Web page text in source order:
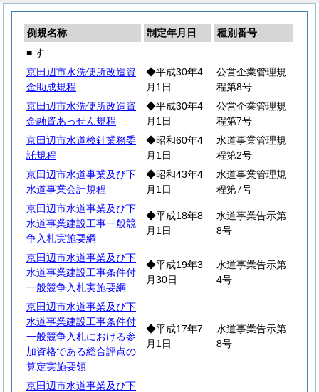
例規名称 制定年月日
種別番号
■ す
京田辺市水洗便所改造資
金助成規程
◆平成30年4
月1日
公営企業管理規
程第8号
京田辺市水洗便所改造資
金融資あっせん規程
◆平成30年4
月1日
公営企業管理規
程第7号
京田辺市水道検針業務委
託規程
◆昭和60年4
月1日
水道事業管理規
程第2号
京田辺市水道事業及び下
水道事業会計規程
◆昭和43年4
月1日
水道事業管理規
程第7号
京田辺市水道事業及び下
水道事業建設工事一般競
争入札実施要綱
◆平成18年8
月1日
水道事業告示第
8号
京田辺市水道事業及び下
水道事業建設工事条件付
一般競争入札実施要綱
◆平成19年3
月30日
水道事業告示第
4号
京田辺市水道事業及び下
水道事業建設工事条件付
一般競争入札における参
加資格である総合評点の
算定実施要領
◆平成17年7
月1日
水道事業告示第
8号
京田辺市水道事業及び下